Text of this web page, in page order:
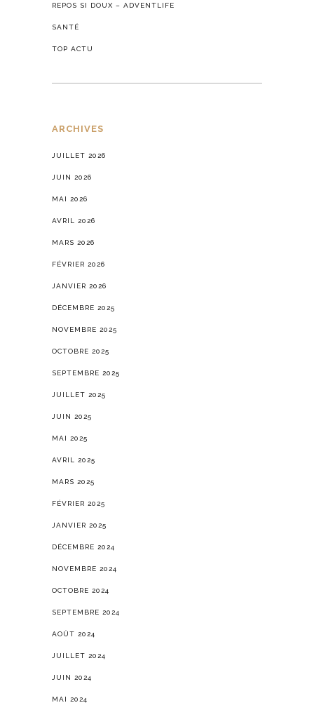
REPOS SI DOUX – ADVENTLIFE
SANTÉ
TOP ACTU
ARCHIVES
JUILLET 2026
JUIN 2026
MAI 2026
AVRIL 2026
MARS 2026
FÉVRIER 2026
JANVIER 2026
DÉCEMBRE 2025
NOVEMBRE 2025
OCTOBRE 2025
SEPTEMBRE 2025
JUILLET 2025
JUIN 2025
MAI 2025
AVRIL 2025
MARS 2025
FÉVRIER 2025
JANVIER 2025
DÉCEMBRE 2024
NOVEMBRE 2024
OCTOBRE 2024
SEPTEMBRE 2024
AOÛT 2024
JUILLET 2024
JUIN 2024
MAI 2024